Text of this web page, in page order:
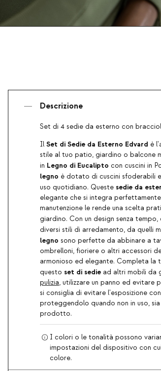
Descrizione
Set di 4 sedie da esterno con
Il Set di Sedie da Esterno Edvard è
stile al tuo patio, giardino o balcone
in Legno di Eucalipto con cuscini in
legno è dotato di cuscini sfoderabili
uso quotidiano. Queste sedie da
elegante che si integra
manutenzione le rende una scelta
giardino. Con un design senza tempo,
diversi stili di arredamento, da quelli
legno sono perfette da abbinare a
ombrelloni, fioriere o altri accessori
armonioso ed elegante. Completa la
questo set di sedie ad altri mobili da
pulizia, utilizzare un panno ed evitare
si consiglia di evitare l'esposizione
proteggendolo quando non in uso,
prodotto.
I colori o le tonalità possono
impostazioni del dispositivo con
colore.